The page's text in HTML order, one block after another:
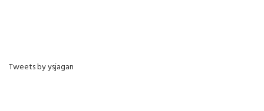
Tweets by ysjagan